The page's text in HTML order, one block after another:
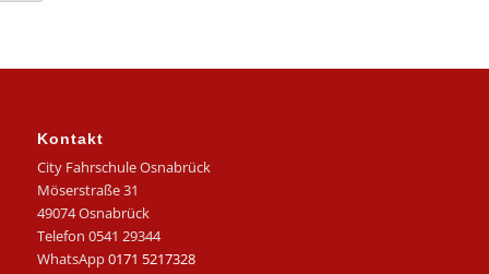
Kontakt
City Fahrschule Osnabrück
Möserstraße 31
49074 Osnabrück
Telefon 0541 29344
WhatsApp0171 5217328